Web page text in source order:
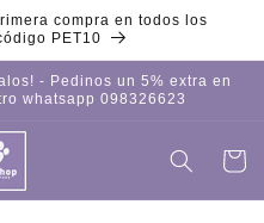
compra en todos los
PET10
- Pedinos un 5% extra en
whatsapp 098326623
Iniciar
sesión
Carrito